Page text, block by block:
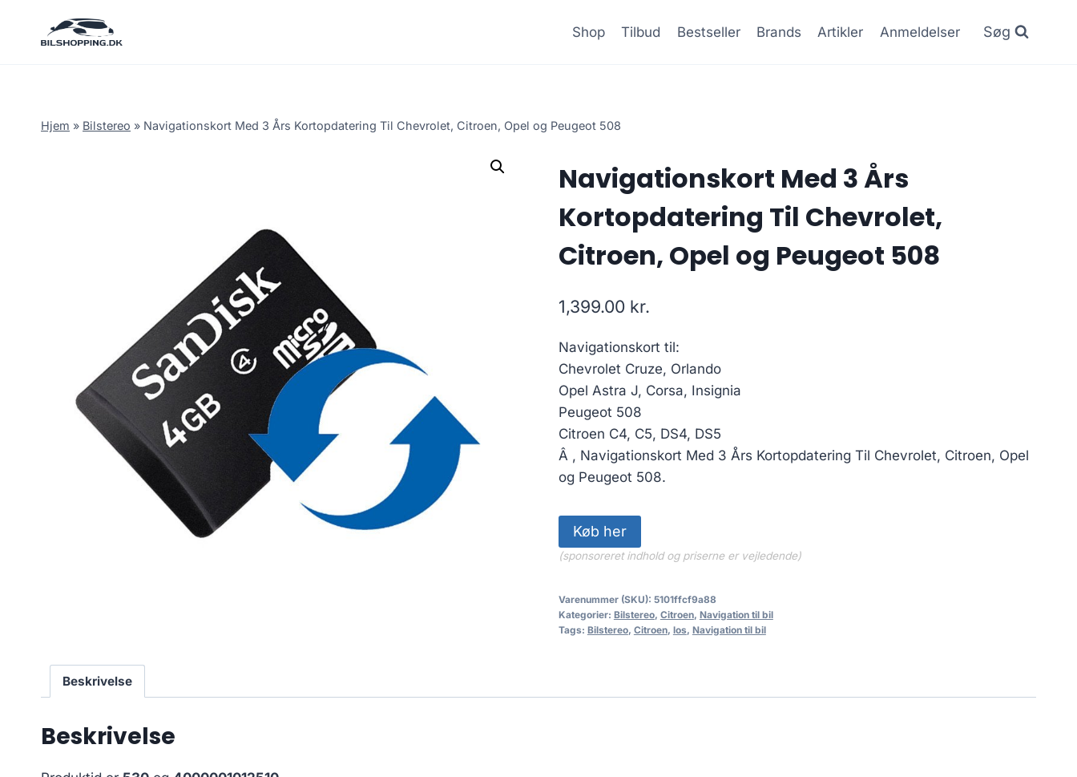
Shop Tilbud Bestseller Brands Artikler Anmeldelser Søg
Hjem » Bilstereo » Navigationskort Med 3 Års Kortopdatering Til Chevrolet, Citroen, Opel og Peugeot 508
Navigationskort Med 3 Års
Kortopdatering Til Chevrolet,
Citroen, Opel og Peugeot 508
1,399.00 kr.
Navigationskort til:
Chevrolet Cruze, Orlando
Opel Astra J, Corsa, Insignia
Peugeot 508
Citroen C4, C5, DS4, DS5
Â , Navigationskort Med 3 Års Kortopdatering Til Chevrolet, Citroen, Opel
og Peugeot 508.
Køb her
(sponsoreret indhold og priserne er vejledende)
Varenummer (SKU): 5101ffcf9a88
Kategorier: Bilstereo, Citroen, Navigation til bil
Tags: Bilstereo, Citroen, los, Navigation til bil
Beskrivelse
Beskrivelse